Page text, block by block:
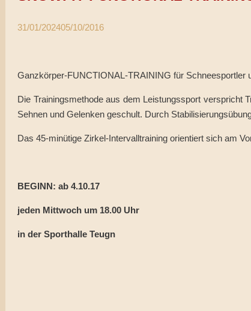
31/01/202405/10/2016
Ganzkörper-FUNCTIONAL-TRAINING für Schneesportler
Die Trainingsmethode aus dem Leistungssport verspricht
Sehnen und Gelenken geschult. Durch
Das 45-minütige Zirkel-Intervalltraining orientiert sich am
BEGINN: ab 4.10.17
jeden Mittwoch um 18.00 Uhr
in der Sporthalle Teugn